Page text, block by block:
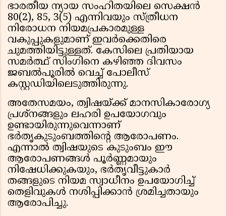
ഭാരതീയ ന്യായ സംഹിതയിലെ സെക്ഷൻ
80(2), 85, 3(5) എന്നിവയും സ്ത്രീധന
നിരോധന നിയമപ്രകാരമുള്ള
വകുപ്പുകളുമാണ് ഇവർക്കെതിരെ
ചുമത്തിയിട്ടുള്ളത്. കേസിലെ പ്രതിയായ
സമർത്ഥ് സിംഗിനെ കഴിഞ്ഞ ദിവസം
ജബൽപൂരിൽ വെച്ച് പോലീസ്
കസ്റ്റഡിയിലെടുത്തിരുന്നു.
അതേസമയം, ത്വിഷയ്ക്ക് മാനസികാരോഗ്യ
പ്രശ്നങ്ങളും ലഹരി ഉപയോഗവും
ഉണ്ടായിരുന്നുവെന്നാണ്
ഭർതൃകുടുംബത്തിന്റെ ആരോപണം.
എന്നാൽ ത്വിഷയുടെ കുടുംബം ഈ
ആരോപണങ്ങൾ പൂർണ്ണമായും
നിഷേധിക്കുകയും, ഭർതൃവീട്ടുകാർ
തങ്ങളുടെ നിയമ സ്വാധീനം ഉപയോഗിച്ച്
തെളിവുകൾ നശിപ്പിക്കാൻ ശ്രമിച്ചതായും
ആരോപിച്ചു.